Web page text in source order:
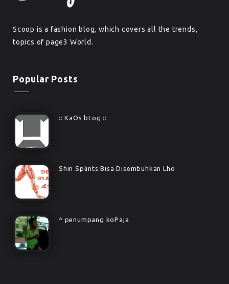
Scoop is a fashion blog, which covers all the trends,
topics of page3 World.
Popular Posts
:: KaOs bLog ::
Shin Splints Bisa Disembuhkan Lho
^ penumpang koPaja